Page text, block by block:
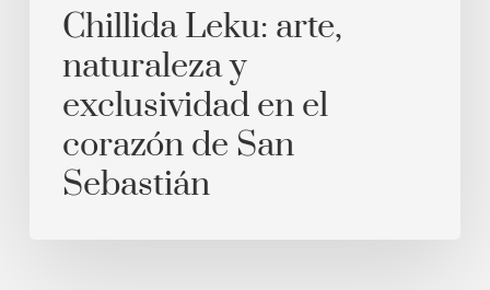
Sebastián
Chillida Leku: arte,
naturaleza y
exclusividad en el
corazón de San
Sebastián